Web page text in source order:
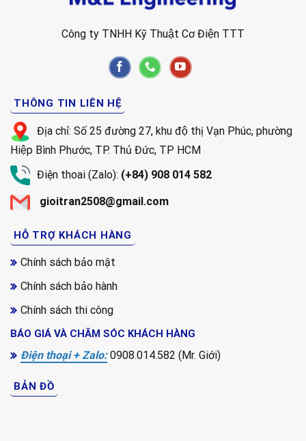
Công ty TNHH Kỹ Thuật Cơ Điện TTT
THÔNG TIN LIÊN HỆ
Địa chỉ: Số 25 đường 27, khu độ thị Vạn Phúc, phường
Hiệp Bình Phước, TP. Thủ Đức, TP HCM
Điện thoai (Zalo): (+84) 908 014 582
gioitran2508@gmail.com
HỖ TRỢ KHÁCH HÀNG
Chính sách bảo mật
Chính sách bảo hành
Chính sách thi công
BÁO GIÁ VÀ CHĂM SÓC KHÁCH HÀNG
Điện thoại + Zalo:0908.014.582 (Mr. Giới)
BẢN ĐỒ